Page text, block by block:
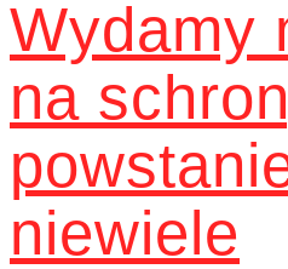
Wydamy
na
niewiele